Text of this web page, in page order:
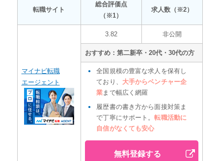
転職サイト
総合評価点
（※1）
求人数（※2）
マイナビ転職
エージェント
3.82 非公開
おすすめ：第二新卒・20代・30代の方
全国規模の豊富な求人を保有し
ており、 大手からベンチャー企
業まで幅広く網羅
履歴書の書き方から面接対策ま
で丁寧にサポート。転職活動に
自信がなくても安心
無料登録する